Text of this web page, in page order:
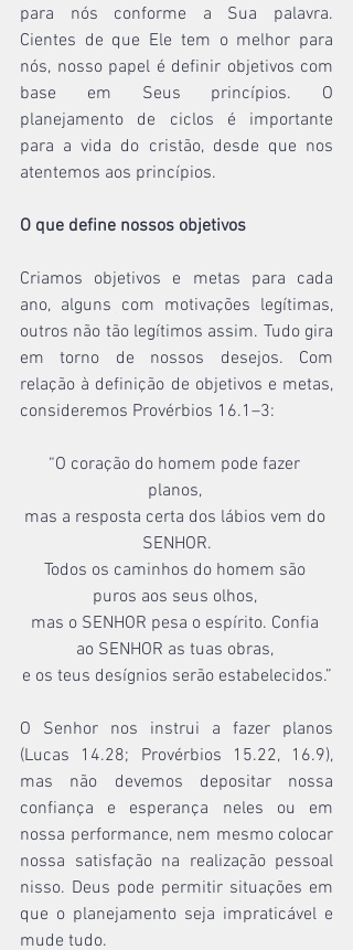
para nós conforme a Sua palavra.
Cientes de que Ele tem o melhor para
nós, nosso papel é definir objetivos com
base em Seus princípios. O
planejamento de ciclos é importante
para a vida do cristão, desde que nos
atentemos aos princípios.
O que define nossos objetivos
Criamos objetivos e metas para cada
ano, alguns com motivações legítimas,
outros não tão legítimos assim. Tudo gira
em torno de nossos desejos. Com
relação à definição de objetivos e metas,
consideremos Provérbios 16.1–3:
“O coração do homem pode fazer
planos,
mas a resposta certa dos lábios vem do
SENHOR.
Todos os caminhos do homem são
puros aos seus olhos,
mas o SENHOR pesa o espírito. Confia
ao SENHOR as tuas obras,
e os teus desígnios serão estabelecidos.”
O Senhor nos instrui a fazer planos
(Lucas 14.28; Provérbios 15.22, 16.9),
mas não devemos depositar nossa
confiança e esperança neles ou em
nossa performance, nem mesmo colocar
nossa satisfação na realização pessoal
nisso. Deus pode permitir situações em
que o planejamento seja impraticável e
mude tudo.